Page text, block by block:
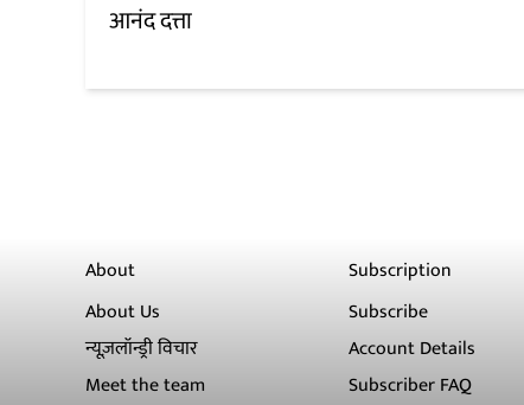
आनंद दत्ता
About
About Us
न्यूज़लॉन्ड्री विचार
Meet the team
Subscription
Subscribe
Account Details
Subscriber FAQ